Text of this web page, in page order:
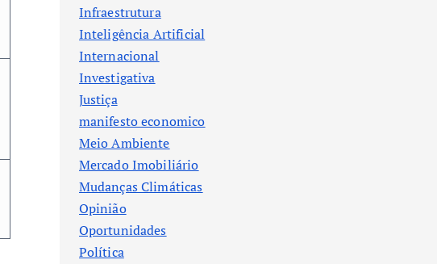
Infraestrutura
Inteligência Artificial
Internacional
Investigativa
Justiça
manifesto economico
Meio Ambiente
Mercado Imobiliário
Mudanças Climáticas
Opinião
Oportunidades
Política